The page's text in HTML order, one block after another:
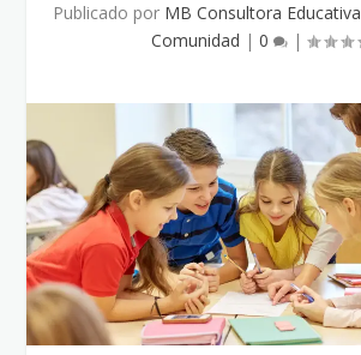
Publicado por MB Consultora Educativa
Comunidad | 0 |